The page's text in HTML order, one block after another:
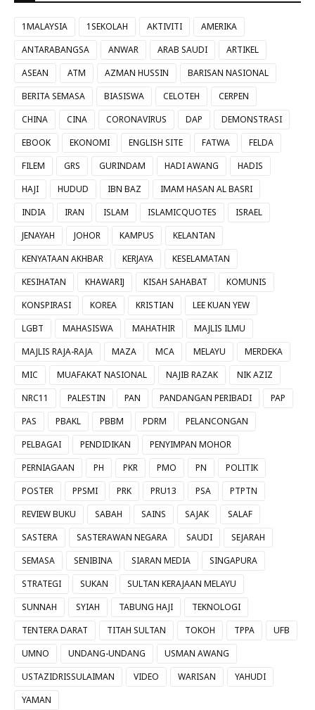
1MALAYSIA 1SEKOLAH AKTIVITI
AMERIKA
ANTARABANGSA
ANWAR ARAB SAUDI
ARTIKEL
ASEAN
ATM AZMAN HUSSIN
BARISAN NASIONAL
BERITA SEMASA
BIASISWA CELOTEH
CERPEN
CHINA
CINA CORONAVIRUS DAP
DEMONSTRASI
EBOOK
EKONOMI ENGLISH SITE FATWA
FELDA
FILEM
GRS GURINDAM HADI AWANG
HADIS
HAJI
HUDUD IBN BAZ
IMAM HASAN AL BASRI
INDIA
IRAN ISLAM ISLAMICQUOTES
ISRAEL
JENAYAH
JOHOR KAMPUS
KELANTAN
KENYATAAN AKHBAR
KERJAYA
KESELAMATAN
KESIHATAN
KHAWARIJ KISAH SAHABAT
KOMUNIS
KONSPIRASI
KOREA KRISTIAN
LEE KUAN YEW
LGBT
MAHASISWA MAHATHIR
MAJLIS ILMU
MAJLIS RAJA-RAJA
MAZA MCA MELAYU
MERDEKA
MIC
MUAFAKAT NASIONAL NAJIB RAZAK
NIK AZIZ
NRC11
PALESTIN PAN PANDANGAN PERIBADI
PAP
PAS
PBAKL PBBM PDRM
PELANCONGAN
PELBAGAI
PENDIDIKAN
PENYIMPAN MOHOR
PERNIAGAAN
PH PKR PMO PN
POLITIK
POSTER
PPSMI PRK PRU13 PSA
PTPTN
REVIEW BUKU
SABAH SAINS SAJAK
SALAF
SASTERA
SASTERAWAN NEGARA SAUDI
SEJARAH
SEMASA
SENIBINA SIARAN MEDIA
SINGAPURA
STRATEGI
SUKAN
SULTAN KERAJAAN MELAYU
SUNNAH
SYIAH TABUNG HAJI
TEKNOLOGI
TENTERA DARAT
TITAH SULTAN TOKOH TPPA
UFB
UMNO
UNDANG-UNDANG
USMAN AWANG
USTAZIDRISSULAIMAN
VIDEO WARISAN
YAHUDI
YAMAN